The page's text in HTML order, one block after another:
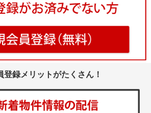
登録メリットがたくさん！